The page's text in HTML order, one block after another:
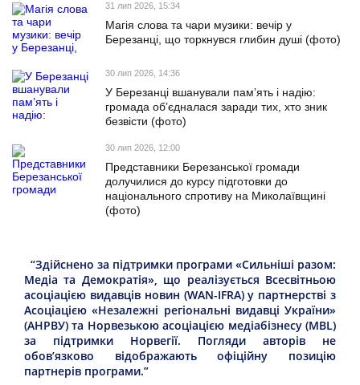
31 лип 2026, 15:34
Магія слова та чари музики: вечір у
Березанці, що торкнувся глибин душі (фото)
30 лип 2026, 14:36
У Березанці вшанували пам’ять і надію:
громада об’єдналася заради тих, хто зник
безвісти (фото)
30 лип 2026, 12:00
Представники Березанської громади
долучилися до курсу підготовки до
національного спротиву на Миколаївщині
(фото)
“Здійснено за підтримки програми «Сильніші разом:
Медіа та Демократія», що реалізується Всесвітньою
асоціацією видавців новин (WAN-IFRA) у партнерстві з
Асоціацією «Незалежні регіональні видавці України»
(АНРВУ) та Норвезькою асоціацією медіабізнесу (MBL)
за підтримки Норвегії. Погляди авторів не
обов’язково відображають офіційну позицію
партнерів програми.”